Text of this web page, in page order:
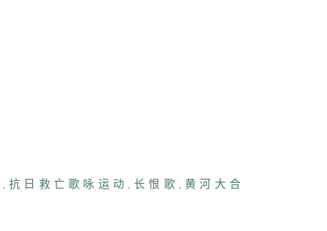
, 抗日救亡歌咏运动 , 长恨歌 , 黄河大合